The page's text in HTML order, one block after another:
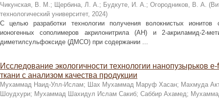
Чикунская, В. М.; Щербина, Л. А.; Будкуте, И. А.; Огородников, В. А. (
технологический университет, 2024)
С целью разработки технологии получения волокнистых ионитов
ионогенных сополимеров акрилонитрила (АН) и 2-акриламид-2-
диметилсульфоксиде (ДМСО) при содержании ...
Исследование экологичности технологии нанопузырьков
ткани с анализом качества продукции
Мухаммад Наид-Улл-Ислам; Шах Мухаммад Маруф Хасан; Махмуда
Шоудхури; Мухаммад Шахидул Ислам Сакиб; Саббир Ахамед;